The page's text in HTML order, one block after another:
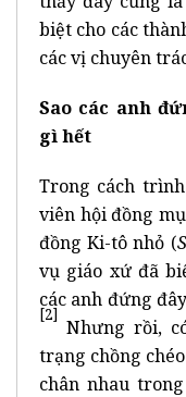
biệt cho các
các vị chuyên
Sao các anh
gì hết
Trong cách
viên hội đồng
đồng Ki-tô nhỏ (
vụ giáo xứ đã
các anh đứng
[2]
Nhưng rồi,
trạng chồng
chân nhau